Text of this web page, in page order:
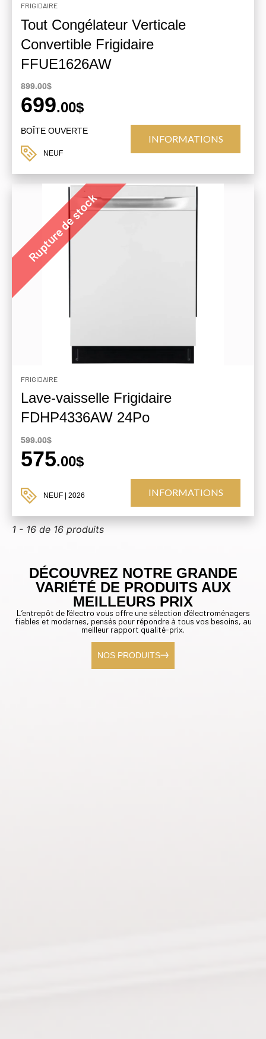
FRIGIDAIRE
Tout Congélateur Verticale
Convertible Frigidaire
FFUE1626AW
899.00$
699.00$
BOÎTE OUVERTE
NEUF
INFORMATIONS
Rupture de stock
FRIGIDAIRE
Lave-vaisselle Frigidaire
FDHP4336AW 24Po
599.00$
575.00$
NEUF | 2026 INFORMATIONS
1 - 16 de 16 produits
DÉCOUVREZ NOTRE GRANDE
VARIÉTÉ DE PRODUITS AUX
MEILLEURS PRIX
L’entrepôt de l’électro vous offre une sélection d’électroménagers
fiables et modernes, pensés pour répondre à tous vos besoins, au
meilleur rapport qualité-prix.
NOS PRODUITS